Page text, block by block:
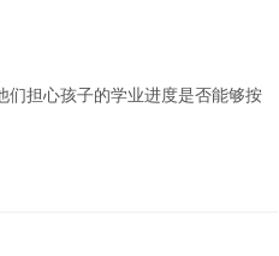
们担心孩子的学业进度是否能够按